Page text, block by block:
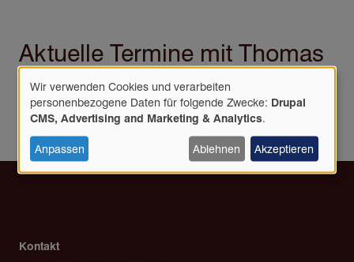
Aktuelle Termine mit Thomas
Dierberger
Kontakt
Verwendung
personenbezogener
Daten
und
Cookies
Wir verwenden Cookies und verarbeiten
personenbezogene Daten für folgende Zwecke: Drupal
CMS, Advertising and Marketing & Analytics
Anpassen Ablehnen Akzeptieren